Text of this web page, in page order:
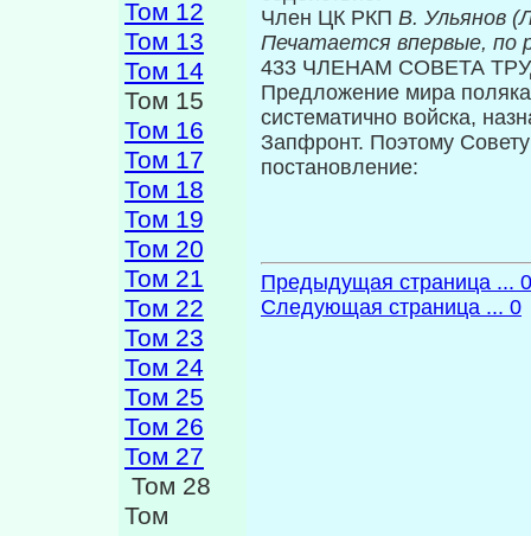
Том 12
Том 13
Том 14
Том 15
Том 16
Том 17
Том 18
Том 19
Том 20
Том 21
Том 22
Том 23
Том 24
Том 25
Том 26
Том 27
Том 28
Том
Член ЦК РКП В. Ульянов
Печатается впервые, по
433 ЧЛЕНАМ СОВЕТА
Предложение мира
систематично вой­ска,
Запфронт. Поэтому
постановление:
Предыдущая страница ... 0
Следующая страница ... 0